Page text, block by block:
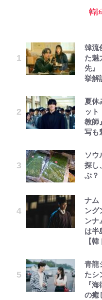
韓流
た魅
先』
挙解
夏休
ット
教師
写も
ソウ
探し
ぶ？
ナム
ング
ンナ
は半
【
青龍
たシ
『
の癒